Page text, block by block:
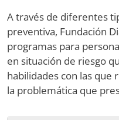
A través de diferentes
preventiva, Fundación
programas para
en situación de riesgo
habilidades con las que
la problemática que